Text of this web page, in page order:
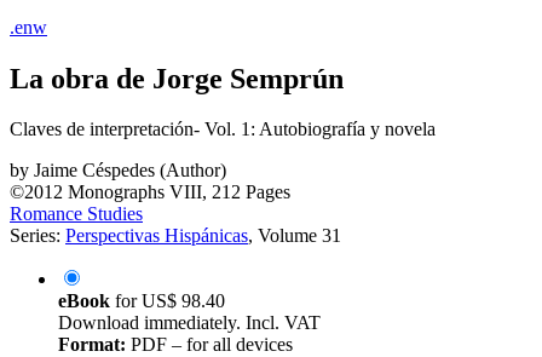
.enw
La obra de Jorge Semprún
Claves de interpretación- Vol. 1: Autobiografía y novela
by Jaime Céspedes (Author)
©2012 Monographs VIII, 212 Pages
Romance Studies
Series: Perspectivas Hispánicas, Volume 31
eBook forUS$ 98.40
Download immediately. Incl. VAT
Format: PDF – for all devices